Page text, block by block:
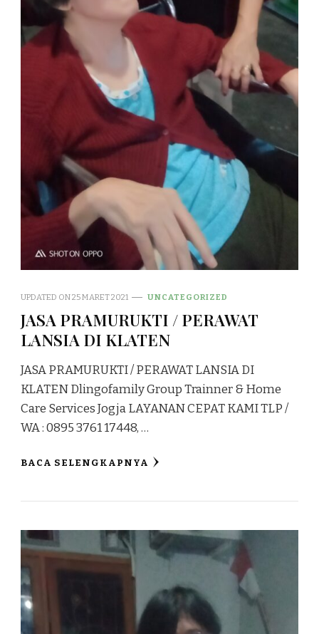
UPDATED ON25 MARET 2021 UNCATEGORIZED
JASA PRAMURUKTI / PERAWAT
LANSIA DI KLATEN
JASA PRAMURUKTI / PERAWAT LANSIA DI
KLATEN Dlingofamily Group Trainner & Home
Care Services Jogja LAYANAN CEPAT KAMI TLP /
WA : 0895 3761 17448, …
BACA SELENGKAPNYA